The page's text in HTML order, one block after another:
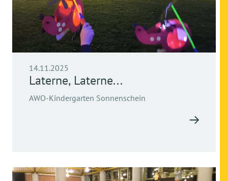
14.11.2025
Laterne, Laterne...
AWO-Kindergarten Sonnenschein